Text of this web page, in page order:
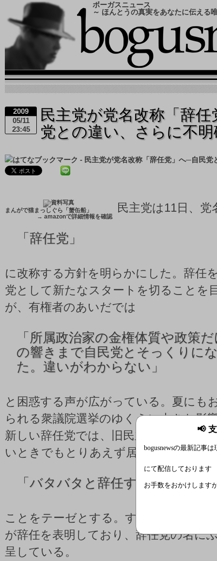
📢
bogusnewsの最新記事は
にて配信しております
お手数をおかけします
ボーガスニュース
～ ほんとうの真実をあなたに伝える
2009
05/11
23:45
民主党が党名改称「辞
党との違い、さらに不
まんがで猫まっしぐら「蟹缶船」
→ amazonで詳細情報を確認
民主党は11日、
「 辞任党」
に改称する方針を明らかにした。辞任
党として新たなスタートを切ることを
が、有権者のあいだでは
「 所属政治家の金権体質や政策
の響きまで自民党とそっくりに
た。違いがわからない」
と困惑する声が広がっている。夏にも
られる衆議院選挙のゆくえに大きな影
新しい辞任党では、旧民主党の「さっ
いときでもとりあえず居座る」という
「 バタバタと辞任する」
ことをテーゼとする。すでに同党では
が辞任を表明しており、辞任党の名に
呈している。